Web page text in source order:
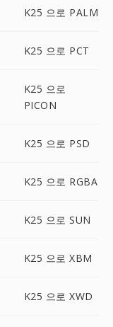
K25 으로 PALM
K25 으로 PCT
K25 으로
PICON
K25 으로 PSD
K25 으로 RGBA
K25 으로 SUN
K25 으로 XBM
K25 으로 XWD